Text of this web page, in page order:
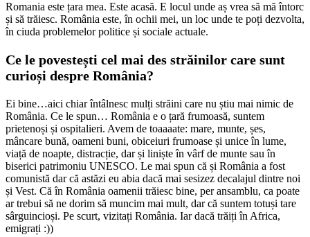
Romania este țara mea. Este acasă. E locul unde aș vrea să mă întorc
și să trăiesc. România este, în ochii mei, un loc unde te poți dezvolta,
în ciuda problemelor politice și sociale actuale.
Ce le povestești cel mai des străinilor care sunt
curioși despre România?
Ei bine…aici chiar întâlnesc mulți străini care nu știu mai nimic de
România. Ce le spun… România e o țară frumoasă, suntem
prietenoși și ospitalieri. Avem de toaaaate: mare, munte, șes,
mâncare bună, oameni buni, obiceiuri frumoase și unice în lume,
viață de noapte, distracție, dar și liniște în vârf de munte sau în
biserici patrimoniu UNESCO. Le mai spun că și România a fost
comunistă dar că astăzi eu abia dacă mai sesizez decalajul dintre noi
și Vest. Că în România oamenii trăiesc bine, per ansamblu, ca poate
ar trebui să ne dorim să muncim mai mult, dar că suntem totuși tare
sârguincioși. Pe scurt, vizitați România. Iar dacă trăiți în Africa,
emigrați :))